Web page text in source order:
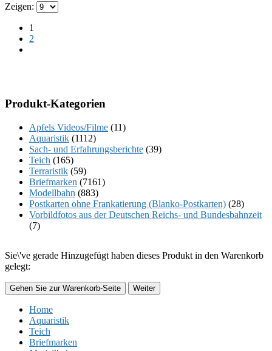
Zeigen:
1
2
Produkt-Kategorien
Apfels Videos/Filme (11)
Aquaristik (1112)
Sach- und Erfahrungsberichte (39)
Teich (165)
Terraristik (59)
Briefmarken (7161)
Modellbahn (883)
Postkarten ohne Frankatierung (Blanko-Postkarten) (28)
Vorbildfotos aus der Deutschen Reichs- und Bundesbahnzeit
(7)
Sie\'ve gerade Hinzugefügt haben dieses Produkt in den Warenkorb
gelegt:
Gehen Sie zur Warenkorb-Seite Weiter
Home
Aquaristik
Teich
Briefmarken